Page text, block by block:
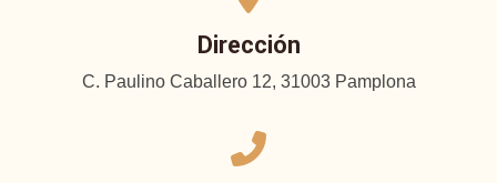
Dirección
C. Paulino Caballero 12, 31003 Pamplona